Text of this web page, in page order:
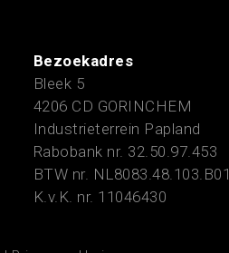
Bezoekadres
Bleek 5
4206 CD GORINCHEM
Industrieterrein Papland
Rabobank nr. 32.50.97.453
BTW nr. NL8083.48.103.B01
K.v.K. nr. 11046430